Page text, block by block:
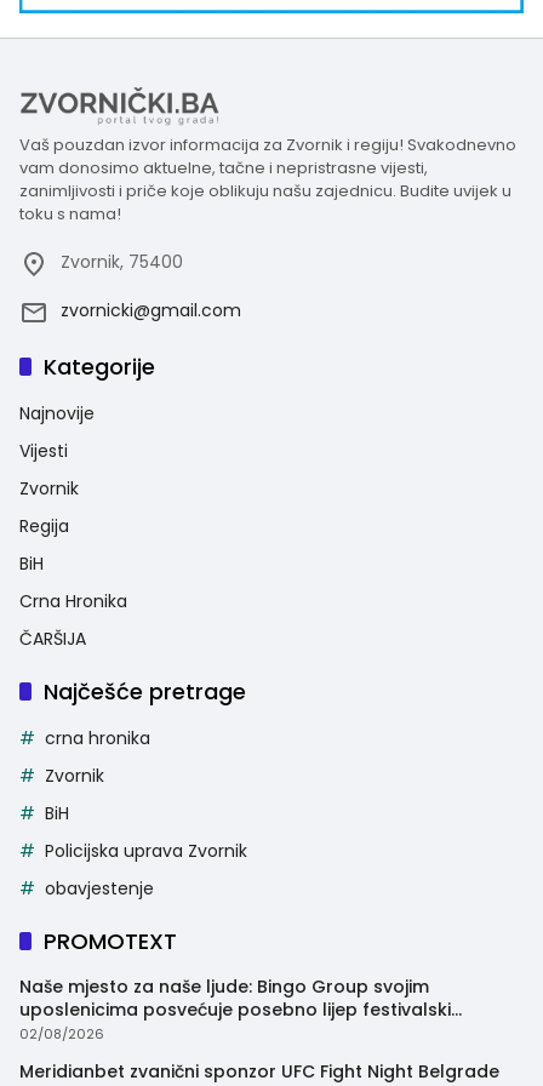
Vaš pouzdan izvor informacija za Zvornik i regiju! Svakodnevno
vam donosimo aktuelne, tačne i nepristrasne vijesti,
zanimljivosti i priče koje oblikuju našu zajednicu. Budite uvijek u
toku s nama!
Zvornik, 75400
zvornicki@gmail.com
Kategorije
Najnovije
Vijesti
Zvornik
Regija
BiH
Crna Hronika
ČARŠIJA
Najčešće pretrage
crna hronika
Zvornik
BiH
Policijska uprava Zvornik
obavjestenje
PROMOTEXT
Naše mjesto za naše ljude: Bingo Group svojim
uposlenicima posvećuje posebno lijep festivalski
trenutak
02/08/2026
Meridianbet zvanični sponzor UFC Fight Night Belgrade